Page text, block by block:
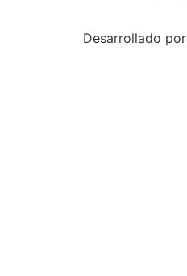
Desarrollado por